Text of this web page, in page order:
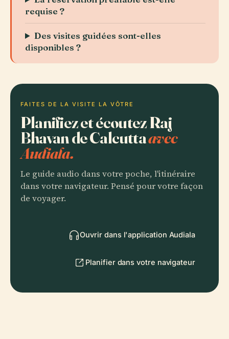
requise ?
Des visites guidées sont-elles
disponibles ?
FAITES DE LA VISITE LA VÔTRE
Planifiez et écoutez Raj
Bhavan de Calcuttaavec
Audiala.
Le guide audio dans votre poche, l'itinéraire
dans votre navigateur. Pensé pour votre façon
de voyager.
Ouvrir dans l'application Audiala
Planifier dans votre navigateur